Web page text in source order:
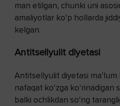
man etilgan, chunki uni
amaliyotlar ko‘p hollarda
kelgan.
Antitsellyulit diyetasi
Antitsellyulit diyetasi ma’lum
nafaqat ko‘zga ko‘rinadigan
balki ochlikdan so‘ng